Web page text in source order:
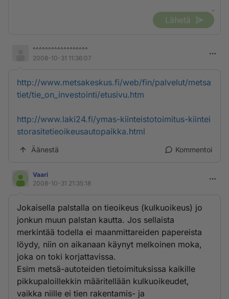
Lähetä
^^^^^^^^^^^^^^^^^^
2008-10-31 11:36:07
http://www.metsakeskus.fi/web/fin/palvelut/metsa
tiet/tie_on_investointi/etusivu.htm
http://www.laki24.fi/ymas-kiinteistotoimitus-kiintei
storasitetieoikeusautopaikka.html
Äänestä Kommentoi
Vaari
2008-10-31 21:35:18
Jokaisella palstalla on tieoikeus (kulkuoikeus) jo
jonkun muun palstan kautta. Jos sellaista
merkintää todella ei maanmittareiden papereista
löydy, niin on aikanaan käynyt melkoinen moka,
joka on toki korjattavissa.
Esim metsä-autoteiden tietoimituksissa kaikille
pikkupaloillekkin määritellään kulkuoikeudet,
vaikka niille ei tien rakentamis- ja